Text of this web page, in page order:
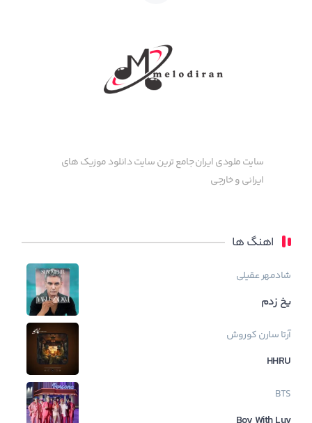
سایت ملودی ایران جامع ترین سایت دانلود موزیک های
ایرانی و خارجی
اهنگ ها
شادمهر عقیلی
یخ زدم
آرتاسارنکوروش
HHRU
BTS